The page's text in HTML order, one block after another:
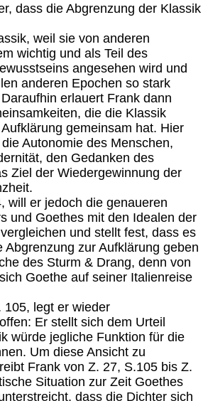
dass die Abgrenzung der Klassik
weil sie von anderen
wichtig und als Teil des
angesehen wird und
anderen Epochen so stark
erlauert Frank dann
die die Klassik
gemeinsam hat. Hier
Autonomie des Menschen,
den Gedanken des
Ziel der Wiedergewinnung der
will er jedoch die genaueren
und Goethes mit den Idealen der
und stellt fest, dass es
Abgrenzung zur Aufklärung geben
des Sturm & Drang, denn von
Goethe auf seiner Italienreise
105, legt er wieder
Er stellt sich dem Urteil
würde jegliche Funktion für die
Um diese Ansicht zu
Frank von Z. 27, S.105 bis Z.
Situation zur Zeit Goethes
dass die Dichter sich